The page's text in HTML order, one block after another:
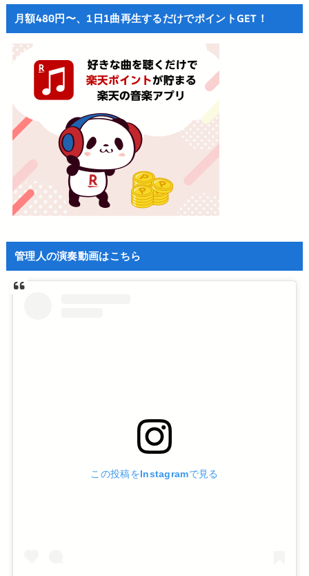
月額480円〜、1日1曲再生するだけでポイントGET！
管理人の演奏動画はこちら
この投稿をInstagramで見る